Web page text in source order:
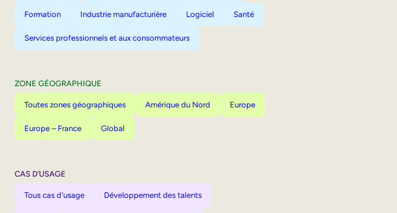
Formation Industrie manufacturière Logiciel Santé
Services professionnels et aux consommateurs
ZONE GÉOGRAPHIQUE
Toutes zones géographiques Amérique du Nord Europe
Europe – France Global
CAS D’USAGE
Tous cas d'usage Développement des talents